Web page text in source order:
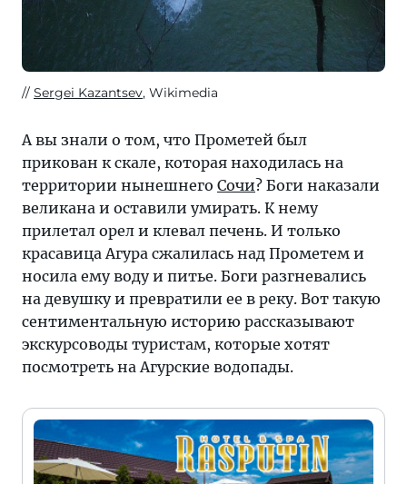
Sergei Kazantsev, Wikimedia
А вы знали о том, что Прометей был
прикован к скале, которая находилась на
территории нынешнего Сочи? Боги наказали
великана и оставили умирать. К нему
прилетал орел и клевал печень. И только
красавица Агура сжалилась над Прометем и
носила ему воду и питье. Боги разгневались
на девушку и превратили ее в реку. Вот такую
сентиментальную историю рассказывают
экскурсоводы туристам, которые хотят
посмотреть на Агурские водопады.